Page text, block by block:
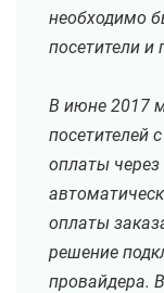
необходимо
посетители и
В июне 2017
посетителей
оплаты через
оплаты
решение
провайдера.